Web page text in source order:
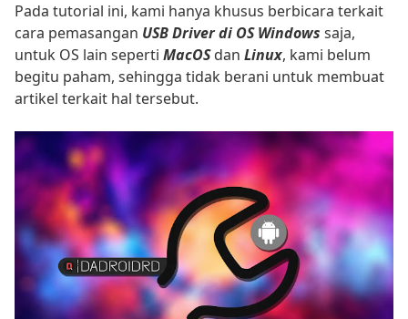
Pada tutorial ini, kami hanya khusus berbicara terkait
cara pemasangan USB Driver di OS Windows saja,
untuk OS lain seperti MacOSdan Linux, kami belum
begitu paham, sehingga tidak berani untuk membuat
artikel terkait hal tersebut.